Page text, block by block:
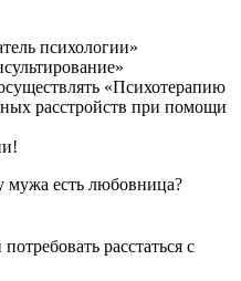
психологии»
«Психотерапию
расстройств при помощи
мужа есть любовница?
расстаться с